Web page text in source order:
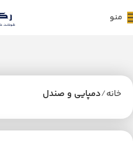
منو
خانه دمپایی و صندل